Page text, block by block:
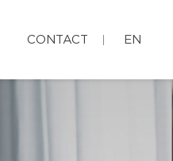
CONTACT EN